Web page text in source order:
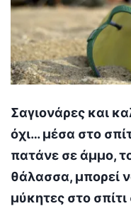
Σαγιονάρες και
όχι… μέσα στο
πατάνε σε άμμο,
θάλασσα, μπορεί
μύκητες στο σπίτι